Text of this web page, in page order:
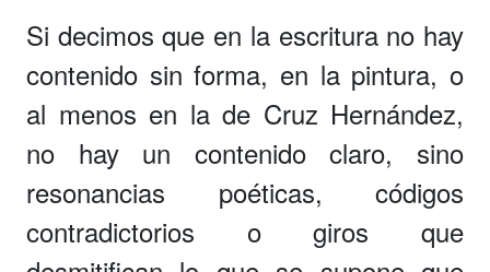
Si decimos que en la escritura no hay
contenido sin forma, en la pintura, o
al menos en la de Cruz Hernández,
no hay un contenido claro, sino
resonancias poéticas, códigos
contradictorios o giros que